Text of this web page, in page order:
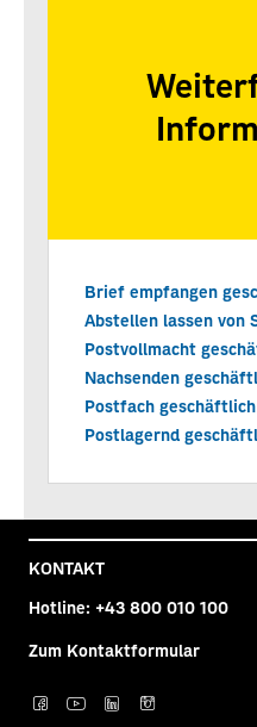
Brief empfangen
Abstellen lassen von
Postvollmacht
Nachsenden
Postfach geschäftlich
Postlagernd
KONTAKT
Hotline: +43 800 010 100
Zum Kontaktformular
Post auf
Post auf
Post